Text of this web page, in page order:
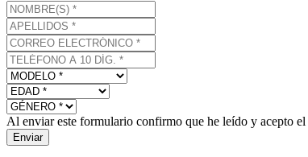
Al enviar este formulario confirmo que he leído y acepto el
Enviar